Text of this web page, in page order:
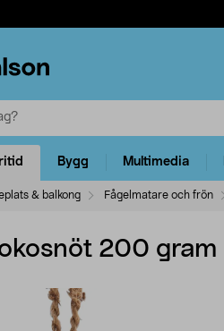
Bygg Multimedia
& balkong Fågelmatare och frön
200 gram